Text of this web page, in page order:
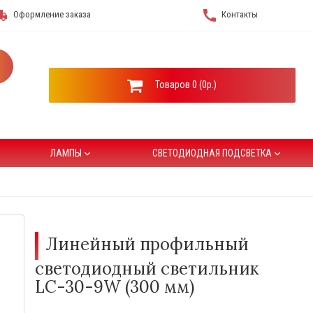
Оформление заказа call Контакты
Товаров 0 (0р.)
ЛАМПЫ keyboard_arrow_down СВЕТОДИОДНАЯ ПОДСВЕТКА keyboard_arrow_down
Линейный профильный
светодиодный светильник
LC-30-9W (300 мм)